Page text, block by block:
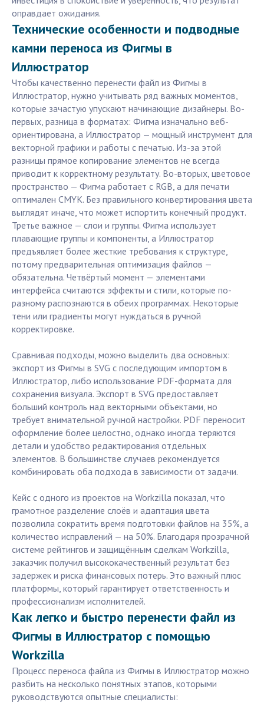
оправдает ожидания.
Технические особенности и подводные
камни переноса из Фигмы в
Иллюстратор
Чтобы качественно перенести файл из Фигмы в
Иллюстратор, нужно учитывать ряд важных моментов,
которые зачастую упускают начинающие дизайнеры. Во-
первых, разница в форматах: Фигма изначально веб-
ориентирована, а Иллюстратор — мощный инструмент для
векторной графики и работы с печатью. Из-за этой
разницы прямое копирование элементов не всегда
приводит к корректному результату. Во-вторых, цветовое
пространство — Фигма работает с RGB, а для печати
оптимален CMYK. Без правильного конвертирования цвета
выглядят иначе, что может испортить конечный продукт.
Третье важное — слои и группы. Фигма использует
плавающие группы и компоненты, а Иллюстратор
предъявляет более жесткие требования к структуре,
потому предварительная оптимизация файлов —
обязательна. Четвёртый момент — элементами
интерфейса считаются эффекты и стили, которые по-
разному распознаются в обеих программах. Некоторые
тени или градиенты могут нуждаться в ручной
корректировке.
Сравнивая подходы, можно выделить два основных:
экспорт из Фигмы в SVG с последующим импортом в
Иллюстратор, либо использование PDF-формата для
сохранения визуала. Экспорт в SVG предоставляет
больший контроль над векторными объектами, но
требует внимательной ручной настройки. PDF переносит
оформление более целостно, однако иногда теряются
детали и удобство редактирования отдельных
элементов. В большинстве случаев рекомендуется
комбинировать оба подхода в зависимости от задачи.
Кейс с одного из проектов на Workzilla показал, что
грамотное разделение слоёв и адаптация цвета
позволила сократить время подготовки файлов на 35%, а
количество исправлений — на 50%. Благодаря прозрачной
системе рейтингов и защищённым сделкам Workzilla,
заказчик получил высококачественный результат без
задержек и риска финансовых потерь. Это важный плюс
платформы, который гарантирует ответственность и
профессионализм исполнителей.
Как легко и быстро перенести файл из
Фигмы в Иллюстратор с помощью
Workzilla
Процесс переноса файла из Фигмы в Иллюстратор можно
разбить на несколько понятных этапов, которыми
руководствуются опытные специалисты: